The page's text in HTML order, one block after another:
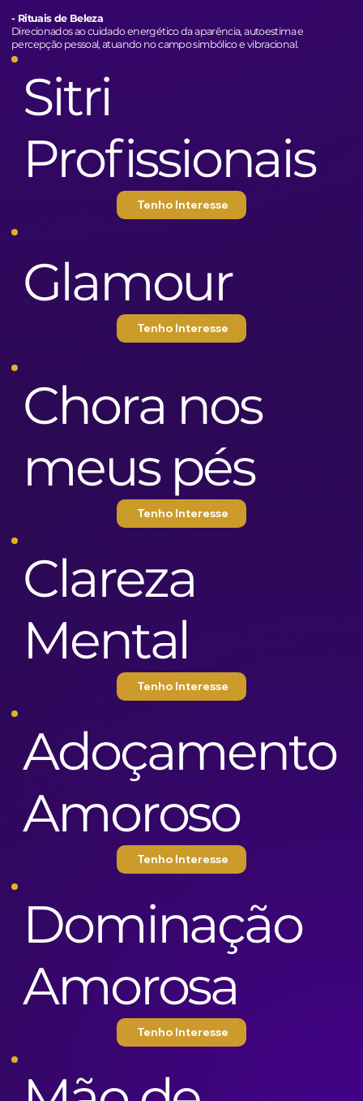
- Rituais de Beleza
Direcionados ao cuidado energético da aparência, autoestima e
percepção pessoal, atuando no campo simbólico e vibracional.
Sitri
Profissionais
Tenho Interesse
Glamour
Tenho Interesse
Chora nos
meus pés
Tenho Interesse
Clareza
Mental
Tenho Interesse
Adoçamento
Amoroso
Tenho Interesse
Dominação
Amorosa
Tenho Interesse